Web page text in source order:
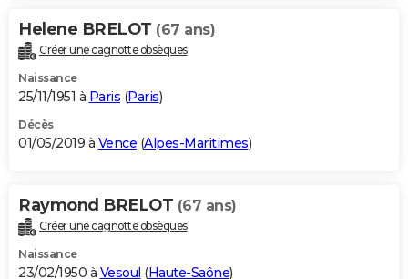
Helene BRELOT (67 ans)
Créer une cagnotte obsèques
Naissance
25/11/1951 à Paris (Paris)
Décès
01/05/2019 à Vence (Alpes-Maritimes)
Raymond BRELOT (67 ans)
Créer une cagnotte obsèques
Naissance
23/02/1950 à Vesoul (Haute-Saône)